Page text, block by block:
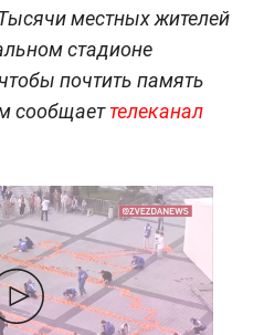
местных жителей
стадионе
почтить память
сообщаеттелеканал